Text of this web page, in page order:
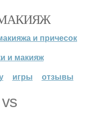
и причесок
и макияж
игры отзывы